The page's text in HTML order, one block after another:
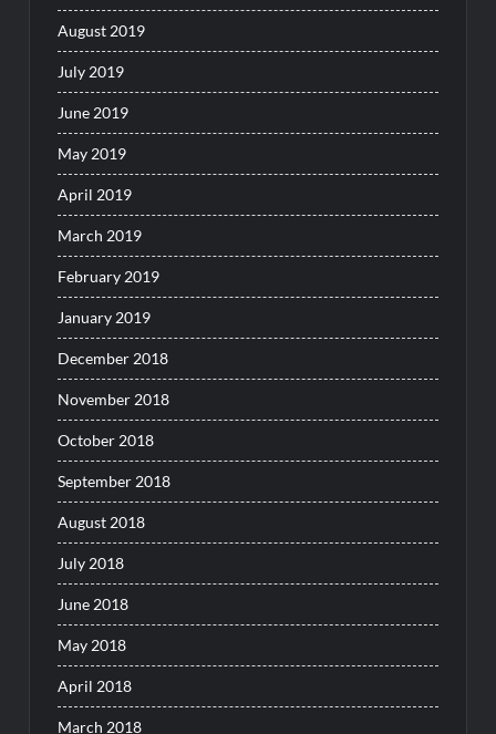
August 2019
July 2019
June 2019
May 2019
April 2019
March 2019
February 2019
January 2019
December 2018
November 2018
October 2018
September 2018
August 2018
July 2018
June 2018
May 2018
April 2018
March 2018